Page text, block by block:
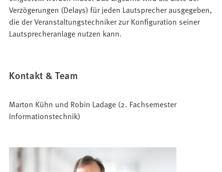
Verzögerungen (Delays) für jeden Lautsprecher ausgegeben,
die der Veranstaltungstechniker zur Konfiguration seiner
Lautsprecheranlage nutzen kann.
Kontakt & Team
Marton Kühn und Robin Ladage (2. Fachsemester
Informationstechnik)